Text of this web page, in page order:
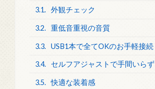
3.1. 外観チェック
3.2. 重低音重視の音質
3.3. USB1本で全てOKのお手軽接続
3.4. セルフアジャストで手間いらず
3.5. 快適な装着感